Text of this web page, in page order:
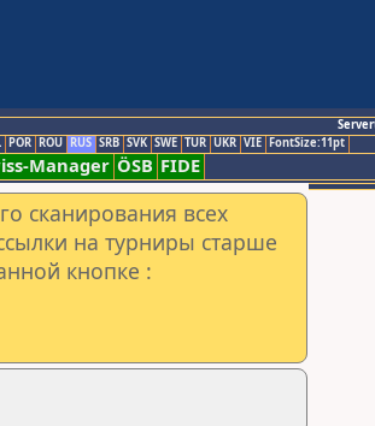
POR ROU RUS SRB SVK SWE TUR UKR VIE FontSize:11pt
Manager ÖSB FIDE
сканирования всех
на турниры старше
кнопке :